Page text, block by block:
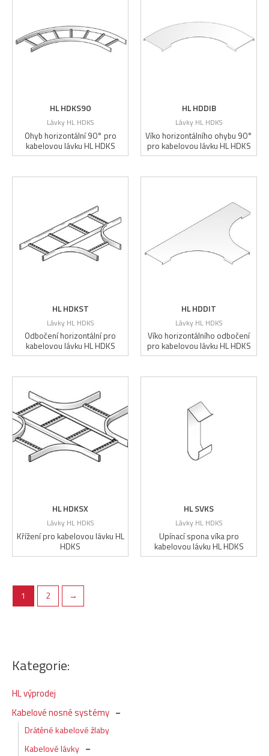
Kategorie:
HL výprodej
Kabelové nosné systémy
Drátěné kabelové žlaby
Kabelové lávky
HL HDKS90
Lávky HL HDKS
Ohyb horizontální 90° pro
kabelovou lávku HL HDKS
HL HDDIB
Lávky HL HDKS
Víko horizontálního ohybu 90°
pro kabelovou lávku HL HDKS
HL HDKST
Lávky HL HDKS
Odbočení horizontální pro
kabelovou lávku HL HDKS
HL HDDIT
Lávky HL HDKS
Víko horizontálního odbočení
pro kabelovou lávku HL HDKS
HL HDKSX
Lávky HL HDKS
Křížení pro kabelovou lávku HL
HDKS
HL SVKS
Lávky HL HDKS
Upínací spona víka pro
kabelovou lávku HL HDKS
1 2 →